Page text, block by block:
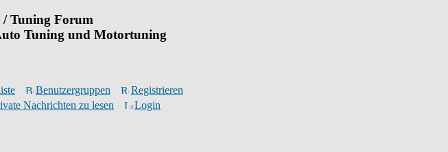
Tuning Forum
Tuning und Motortuning
Benutzergruppen
Registrieren
Nachrichten zu lesen Login